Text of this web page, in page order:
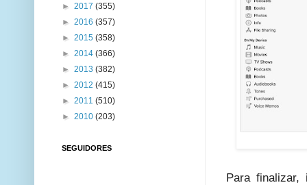
Para finalizar,
► 2017 (355)
► 2016 (357)
► 2015 (358)
► 2014 (366)
► 2013 (382)
► 2012 (415)
► 2011 (510)
► 2010 (203)
SEGUIDORES